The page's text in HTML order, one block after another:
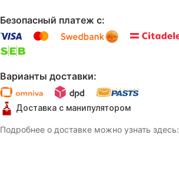
Безопасный платеж с:
Варианты доставки:
Доставка с манипулятором
Подробнее о доставке можно узнать здесь: